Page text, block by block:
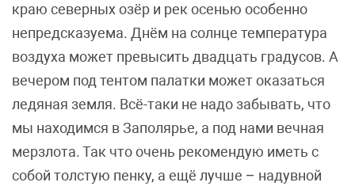
краю северных озёр и рек осенью особенно
непредсказуема. Днём на солнце температура
воздуха может превысить двадцать градусов. А
вечером под тентом палатки может оказаться
ледяная земля. Всё-таки не надо забывать, что
мы находимся в Заполярье, а под нами вечная
мерзлота. Так что очень рекомендую иметь с
собой толстую пенку, а ещё лучше – надувной